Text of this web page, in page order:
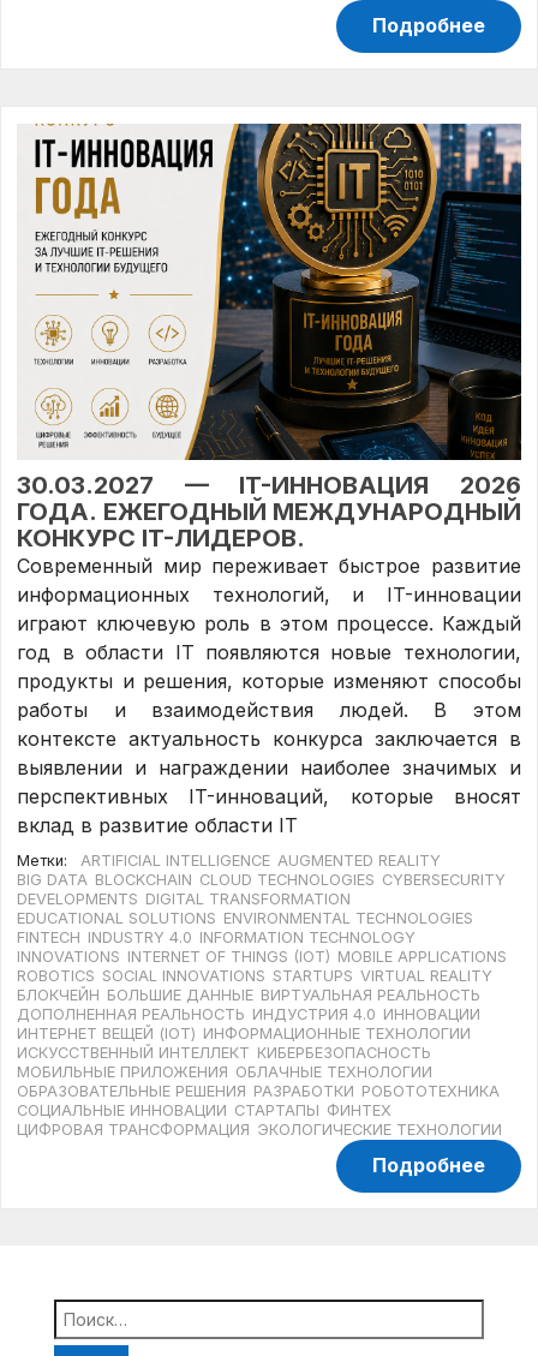
Подробнее
30.03.2027 — IT-ИННОВАЦИЯ 2026
ГОДА. ЕЖЕГОДНЫЙ МЕЖДУНАРОДНЫЙ
КОНКУРС IT-ЛИДЕРОВ.
Современный мир переживает быстрое развитие
информационных технологий, и IT-инновации
играют ключевую роль в этом процессе. Каждый
год в области IT появляются новые технологии,
продукты и решения, которые изменяют способы
работы и взаимодействия людей. В этом
контексте актуальность конкурса заключается в
выявлении и награждении наиболее значимых и
перспективных IT-инноваций, которые вносят
вклад в развитие области IT
Метки: ARTIFICIAL INTELLIGENCE AUGMENTED REALITY
BIG DATA BLOCKCHAIN CLOUD TECHNOLOGIES CYBERSECURITY
DEVELOPMENTS DIGITAL TRANSFORMATION
EDUCATIONAL SOLUTIONS ENVIRONMENTAL TECHNOLOGIES
FINTECH INDUSTRY 4.0 INFORMATION TECHNOLOGY
INNOVATIONS INTERNET OF THINGS (IOT) MOBILE APPLICATIONS
ROBOTICS SOCIAL INNOVATIONS STARTUPS VIRTUAL REALITY
БЛОКЧЕЙН БОЛЬШИЕ ДАННЫЕ ВИРТУАЛЬНАЯ РЕАЛЬНОСТЬ
ДОПОЛНЕННАЯ РЕАЛЬНОСТЬ ИНДУСТРИЯ 4.0 ИННОВАЦИИ
ИНТЕРНЕТ ВЕЩЕЙ (IOT) ИНФОРМАЦИОННЫЕ ТЕХНОЛОГИИ
ИСКУССТВЕННЫЙ ИНТЕЛЛЕКТ КИБЕРБЕЗОПАСНОСТЬ
МОБИЛЬНЫЕ ПРИЛОЖЕНИЯ ОБЛАЧНЫЕ ТЕХНОЛОГИИ
ОБРАЗОВАТЕЛЬНЫЕ РЕШЕНИЯ РАЗРАБОТКИ РОБОТОТЕХНИКА
СОЦИАЛЬНЫЕ ИННОВАЦИИ СТАРТАПЫ ФИНТЕХ
ЦИФРОВАЯ ТРАНСФОРМАЦИЯ ЭКОЛОГИЧЕСКИЕ ТЕХНОЛОГИИ
Подробнее
Найти: